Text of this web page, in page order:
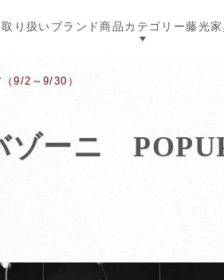
取り扱いブランド商品カテゴリー藤光
9/2～9/30）
ーニ